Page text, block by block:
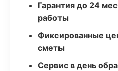
Гарантия до 24
работы
Фиксированные
сметы
Сервис в день